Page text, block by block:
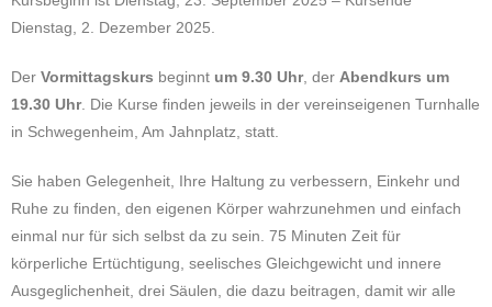
Dienstag, 2. Dezember 2025.
Der Vormittagskurs beginnt um 9.30 Uhr, der Abendkurs um
19.30 Uhr. Die Kurse finden jeweils in der vereinseigenen Turnhalle
in Schwegenheim, Am Jahnplatz, statt.
Sie haben Gelegenheit, Ihre Haltung zu verbessern, Einkehr und
Ruhe zu finden, den eigenen Körper wahrzunehmen und einfach
einmal nur für sich selbst da zu sein. 75 Minuten Zeit für
körperliche Ertüchtigung, seelisches Gleichgewicht und innere
Ausgeglichenheit, drei Säulen, die dazu beitragen, damit wir alle